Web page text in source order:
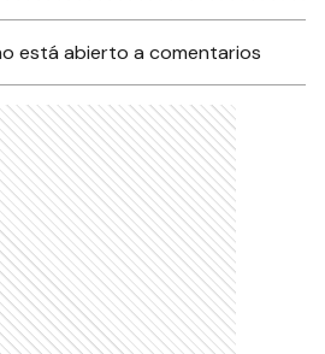
está abierto a comentarios